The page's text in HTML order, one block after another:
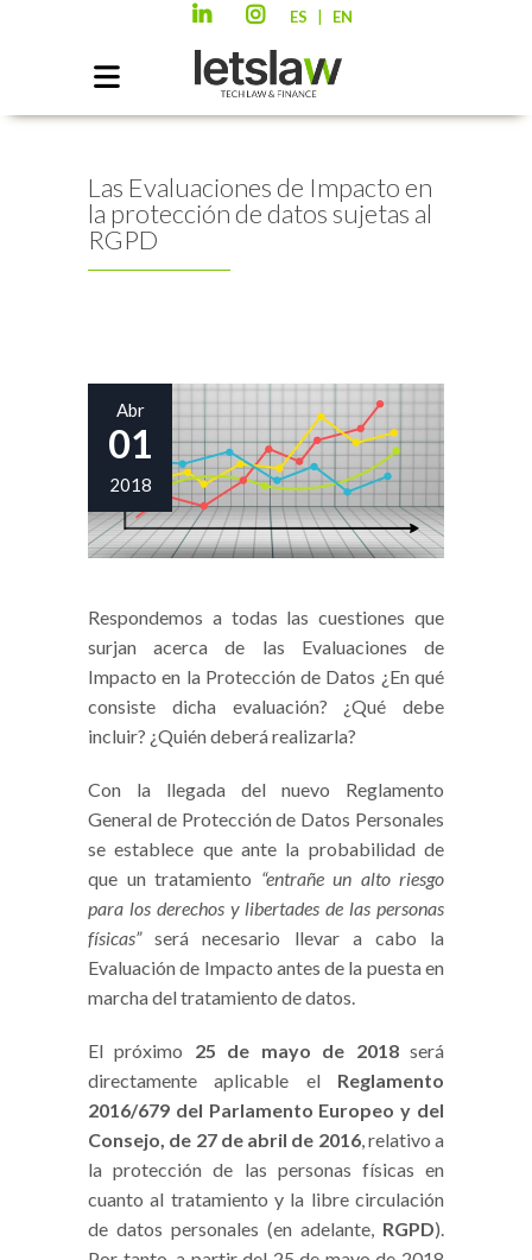
ES EN
Las Evaluaciones de Impacto en
la protección de datos sujetas al
RGPD
Abr
01
2018
Respondemos a todas las cuestiones que
surjan acerca de las Evaluaciones de
Impacto en la Protección de Datos ¿En qué
consiste dicha evaluación? ¿Qué debe
incluir? ¿Quién deberá realizarla?
Con la llegada del nuevo Reglamento
General de Protección de Datos Personales
se establece que ante la probabilidad de
que un tratamiento “entrañe un alto riesgo
para los derechos y libertades de las personas
físicas”será necesario llevar a cabo la
Evaluación de Impacto antes de la puesta en
marcha del tratamiento de datos.
El próximo 25 de mayo de 2018será
directamente aplicable el Reglamento
2016/679 del Parlamento Europeo y del
Consejo, de 27 de abril de 2016, relativo a
la protección de las personas físicas en
cuanto al tratamiento y la libre circulación
de datos personales (en adelante, RGPD).